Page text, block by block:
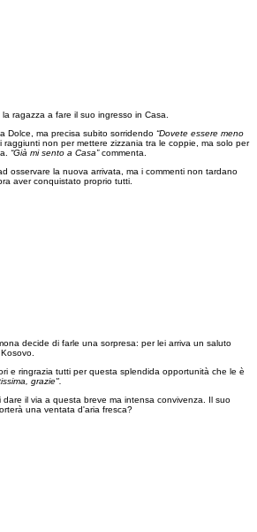
ragazza a fare il suo ingresso in Casa.
Dolce, ma precisa subito sorridendo “Dovete essere meno
raggiunti non per mettere zizzania tra le coppie, ma solo per
“Già mi sento a Casa”commenta.
osservare la nuova arrivata, ma i commenti non tardano
aver conquistato proprio tutti.
decide di farle una sorpresa: per lei arriva un saluto
e ringrazia tutti per questa splendida opportunità che le è
grazie".
il via a questa breve ma intensa convivenza. Il suo
una ventata d'aria fresca?